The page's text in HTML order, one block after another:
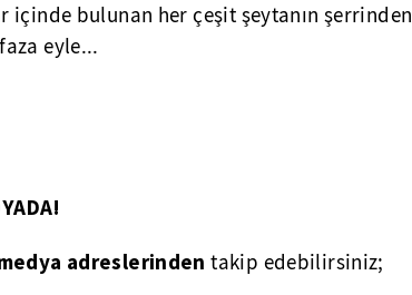
içinde bulunan her çeşit şeytanın şerrinden
eyle...
adreslerinden takip edebilirsiniz;